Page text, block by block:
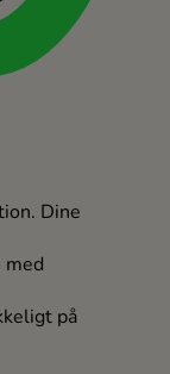
Dine
med
på